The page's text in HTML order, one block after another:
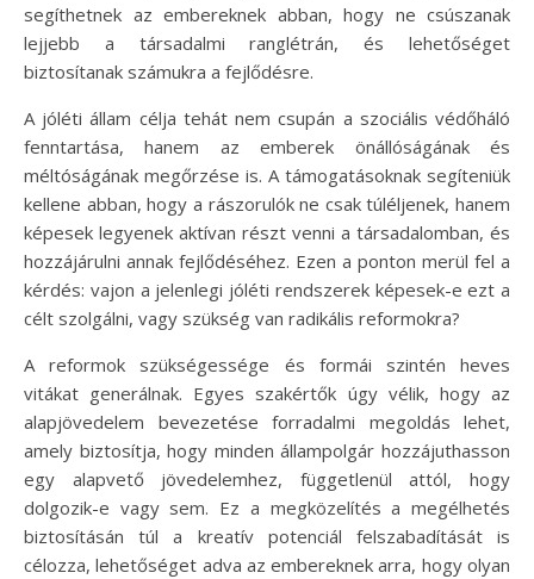
segíthetnek az embereknek abban, hogy ne csúszanak
lejjebb a társadalmi ranglétrán, és lehetőséget
biztosítanak számukra a fejlődésre.
A jóléti állam célja tehát nem csupán a szociális védőháló
fenntartása, hanem az emberek önállóságának és
méltóságának megőrzése is. A támogatásoknak segíteniük
kellene abban, hogy a rászorulók ne csak túléljenek, hanem
képesek legyenek aktívan részt venni a társadalomban, és
hozzájárulni annak fejlődéséhez. Ezen a ponton merül fel a
kérdés: vajon a jelenlegi jóléti rendszerek képesek-e ezt a
célt szolgálni, vagy szükség van radikális reformokra?
A reformok szükségessége és formái szintén heves
vitákat generálnak. Egyes szakértők úgy vélik, hogy az
alapjövedelem bevezetése forradalmi megoldás lehet,
amely biztosítja, hogy minden állampolgár hozzájuthasson
egy alapvető jövedelemhez, függetlenül attól, hogy
dolgozik-e vagy sem. Ez a megközelítés a megélhetés
biztosításán túl a kreatív potenciál felszabadítását is
célozza, lehetőséget adva az embereknek arra, hogy olyan